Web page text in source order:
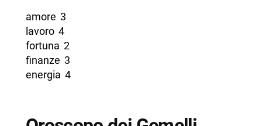
amore 3
lavoro 4
fortuna 2
finanze 3
energia 4